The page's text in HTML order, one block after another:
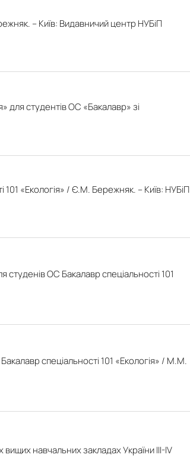
– Київ: Видавничий центр НУБіП
для студентів ОС «Бакалавр» зі
101 «Екологія» / Є.М. Бережняк. – Київ: НУБіП
студенів ОС Бакалавр спеціальності 101
спеціальності 101 «Екологія» / М.М.
вищих навчальних закладах України III-IV